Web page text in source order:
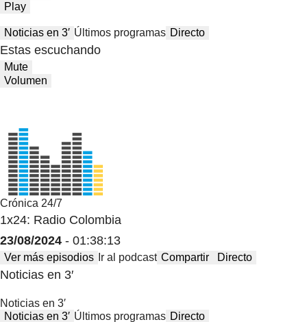
Play
Noticias en 3′ Últimos programas Directo
Estas escuchando
Mute
Volumen
Crónica 24/7
1x24: Radio Colombia
23/08/2024 - 01:38:13
Ver más episodios Ir al podcast Compartir Directo
Noticias en 3′
Noticias en 3′
Noticias en 3′ Últimos programas Directo